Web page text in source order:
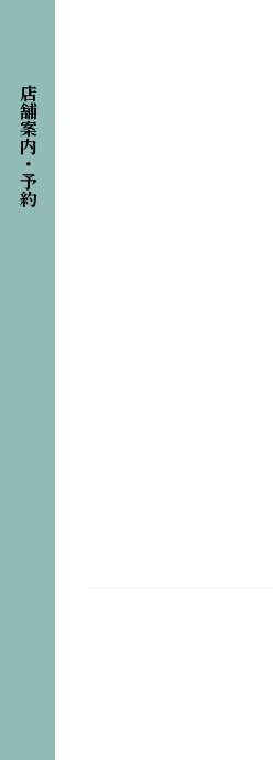
店舗案内・予約